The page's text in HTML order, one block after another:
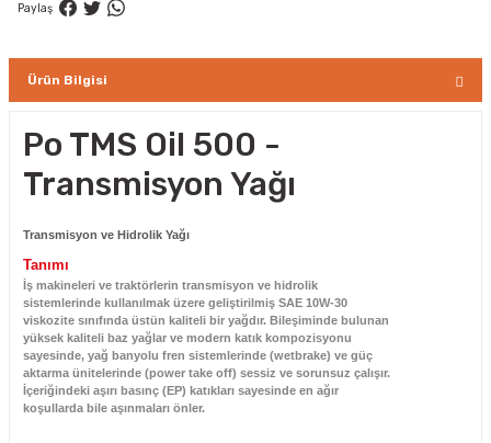
Paylaş
Ürün Bilgisi
Po TMS Oil 500 -
Transmisyon Yağı
Transmisyon ve Hidrolik Yağı
Tanımı
İş makineleri ve traktörlerin transmisyon ve hidrolik
sistemlerinde kullanılmak üzere geliştirilmiş SAE 10W-30
viskozite sınıfında üstün kaliteli bir yağdır. Bileşiminde bulunan
yüksek kaliteli baz yağlar ve modern katık kompozisyonu
sayesinde, yağ banyolu fren sistemlerinde (wetbrake) ve güç
aktarma ünitelerinde (power take off) sessiz ve sorunsuz çalışır.
İçeriğindeki aşırı basınç (EP) katıkları sayesinde en ağır
koşullarda bile aşınmaları önler.